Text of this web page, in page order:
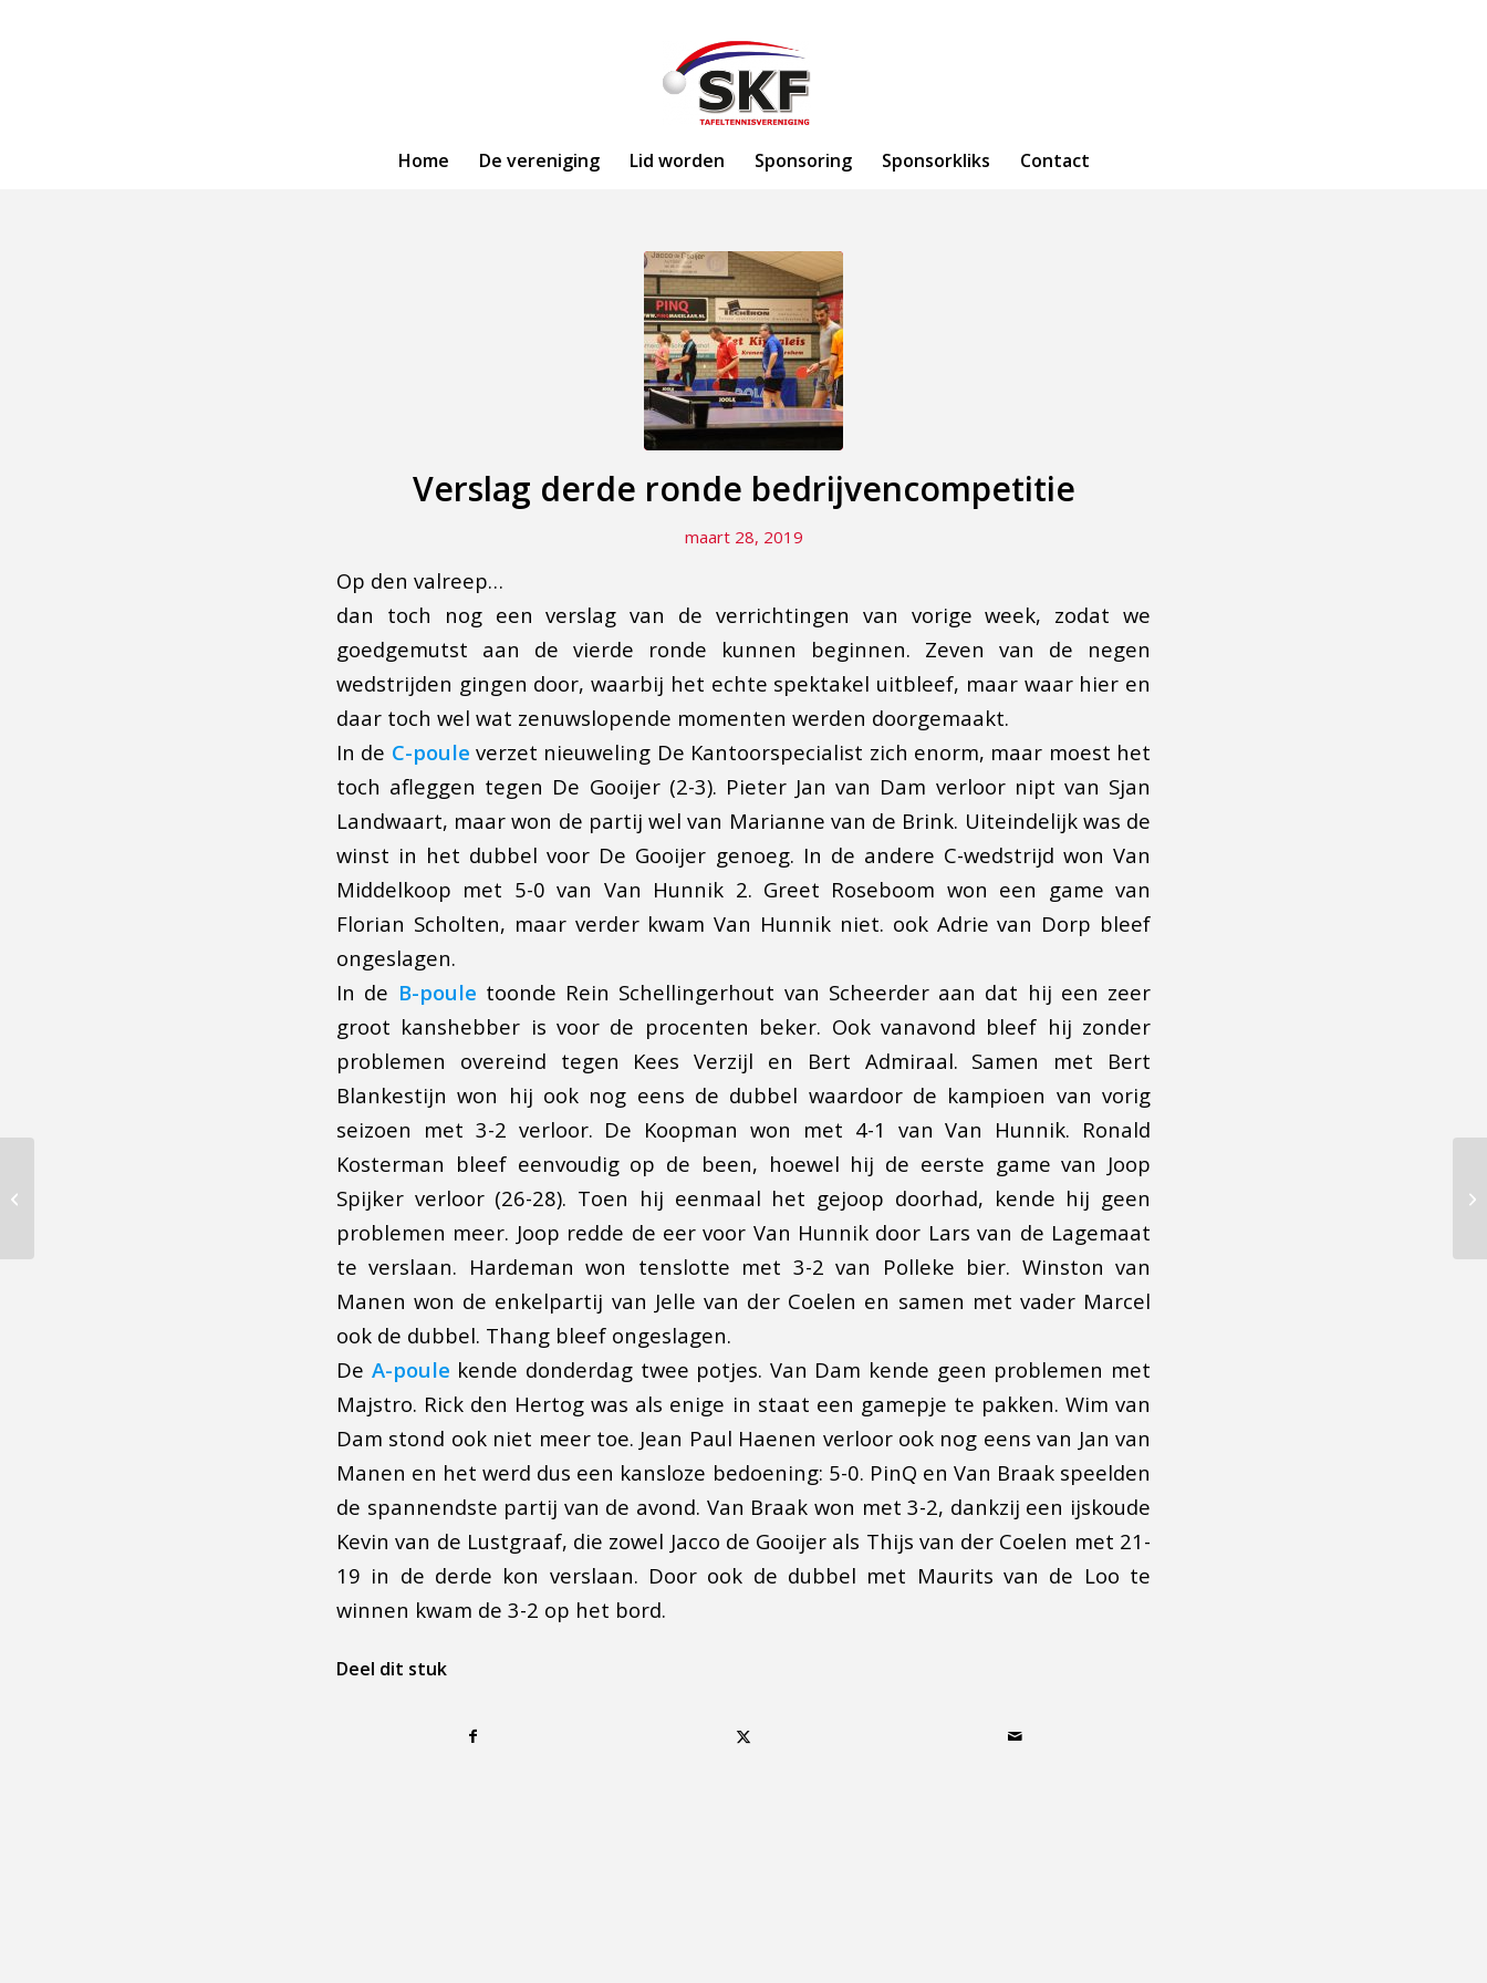
Home De vereniging Lid worden Sponsoring Sponsorkliks Contact
Verslag derde ronde bedrijvencompetitie
maart 28, 2019
Op den valreep…
dan toch nog een verslag van de verrichtingen van vorige week, zodat we
goedgemutst aan de vierde ronde kunnen beginnen. Zeven van de negen
wedstrijden gingen door, waarbij het echte spektakel uitbleef, maar waar hier en
daar toch wel wat zenuwslopende momenten werden doorgemaakt.
In de C-poule verzet nieuweling De Kantoorspecialist zich enorm, maar moest het
toch afleggen tegen De Gooijer (2-3). Pieter Jan van Dam verloor nipt van Sjan
Landwaart, maar won de partij wel van Marianne van de Brink. Uiteindelijk was de
winst in het dubbel voor De Gooijer genoeg. In de andere C-wedstrijd won Van
Middelkoop met 5-0 van Van Hunnik 2. Greet Roseboom won een game van
Florian Scholten, maar verder kwam Van Hunnik niet. ook Adrie van Dorp bleef
ongeslagen.
In de B-poule toonde Rein Schellingerhout van Scheerder aan dat hij een zeer
groot kanshebber is voor de procenten beker. Ook vanavond bleef hij zonder
problemen overeind tegen Kees Verzijl en Bert Admiraal. Samen met Bert
Blankestijn won hij ook nog eens de dubbel waardoor de kampioen van vorig
seizoen met 3-2 verloor. De Koopman won met 4-1 van Van Hunnik. Ronald
Kosterman bleef eenvoudig op de been, hoewel hij de eerste game van Joop
Spijker verloor (26-28). Toen hij eenmaal het gejoop doorhad, kende hij geen
problemen meer. Joop redde de eer voor Van Hunnik door Lars van de Lagemaat
te verslaan. Hardeman won tenslotte met 3-2 van Polleke bier. Winston van
Manen won de enkelpartij van Jelle van der Coelen en samen met vader Marcel
ook de dubbel. Thang bleef ongeslagen.
De A-poule kende donderdag twee potjes. Van Dam kende geen problemen met
Majstro. Rick den Hertog was als enige in staat een gamepje te pakken. Wim van
Dam stond ook niet meer toe. Jean Paul Haenen verloor ook nog eens van Jan van
Manen en het werd dus een kansloze bedoening: 5-0. PinQ en Van Braak speelden
de spannendste partij van de avond. Van Braak won met 3-2, dankzij een ijskoude
Kevin van de Lustgraaf, die zowel Jacco de Gooijer als Thijs van der Coelen met 21-
19 in de derde kon verslaan. Door ook de dubbel met Maurits van de Loo te
winnen kwam de 3-2 op het bord.
Deel dit stuk